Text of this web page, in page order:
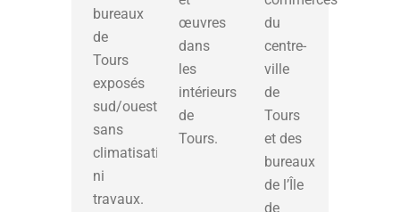
bureaux
de
Tours
exposés
sud/ouest,
sans
climatisation
ni
travaux.
œuvres
dans
les
intérieurs
de
Tours.
du
centre-
ville
de
Tours
et des
bureaux
de l’Île
de